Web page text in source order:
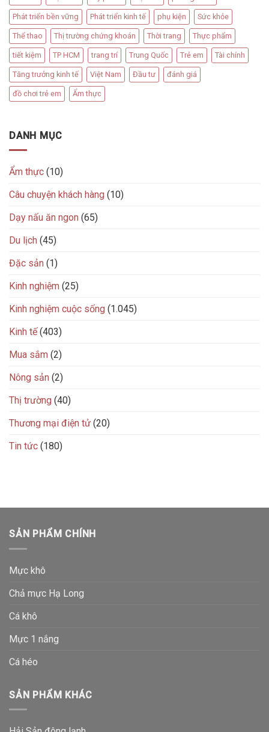
Phát triển bền vững Phát triển kinh tế phụ kiện Sức khỏe
Thể thao Thị trường chứng khoán Thời trang Thực phẩm
tiết kiệm TP HCM trang trí Trung Quốc Trẻ em Tài chính
Tăng trưởng kinh tế Việt Nam Đầu tư đánh giá
đồ chơi trẻ em Ẩm thực
DANH MỤC
Ẩm thực (10)
Câu chuyện khách hàng (10)
Dạy nấu ăn ngon (65)
Du lịch (45)
Đặc sản (1)
Kinh nghiệm (25)
Kinh nghiệm cuộc sống (1.045)
Kinh tế(403)
Mua sắm (2)
Nông sản (2)
Thị trường (40)
Thương mại điện tử (20)
Tin tức (180)
SẢN PHẨM CHÍNH
Mực khô
Chả mực Hạ Long
Cá khô
Mực 1 nắng
Cá héo
SẢN PHẨM KHÁC